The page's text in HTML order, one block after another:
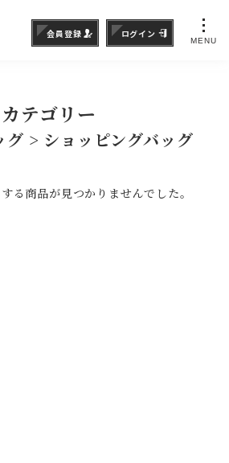
MENU
会員登録 ログイン
カテゴリー
グ > ショッピングバッグ
る商品が見つかりませんでした。